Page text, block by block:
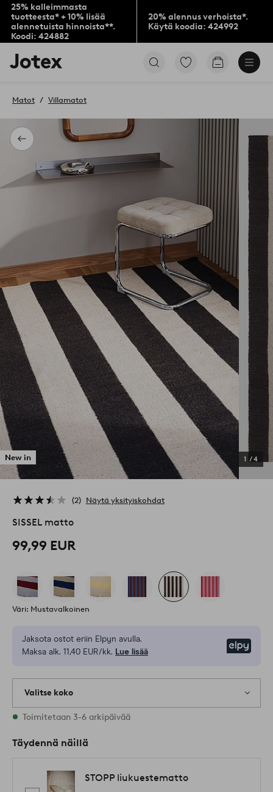
25% kalleimmasta
tuotteesta* + 10% lisää
alennetuista hinnoista**.
Koodi: 424882
20% alennus verhoista*.
Käytä koodia: 424992
Jotex-
logo
aloitussivulle
Siirry
Siirry
Takaisin
Matot Villamatot
New in 1 /4
2 Näytä yksityiskohdat
SISSEL matto
99,99 EUR
Väri: Mustavalkoinen
Jaksota ostot eriin Elpyn avulla.
Maksa alk. 11,40 EUR/kk. Lue lisää
Valitse koko
Varastossa on kaikkia kokoja
Toimitetaan 3-6 arkipäivää
Täydennä näillä
STOPP liukuestematto